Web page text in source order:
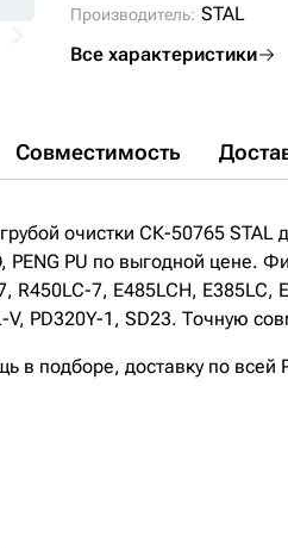
SOLAR290LC-V;
Производитель: STAL
Все характеристики
Совместимость
очистки СК-50765 STAL
PENG PU по выгодной
R450LC-7, E485LCH,
V, PD320Y-1, SD23. Точную
в подборе, доставку по всей